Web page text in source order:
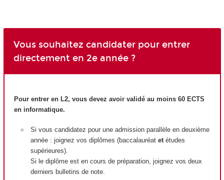
Vous souhaitez candidater pour entrer
directement en 2e année ?
Pour entrer en L2, vous devez avoir validé au moins 60 ECTS
en informatique.
Si vous candidatez pour une admission parallèle en deuxième
année : joignez vos diplômes (baccalauréat etétudes
supérieures).
Si le diplôme est en cours de préparation, joignez vos deux
derniers bulletins de note.